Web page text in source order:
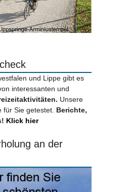
und Lippe gibt es
interessanten und
Unsere
für Sie getestet. Berichte,
Klick hier
an der